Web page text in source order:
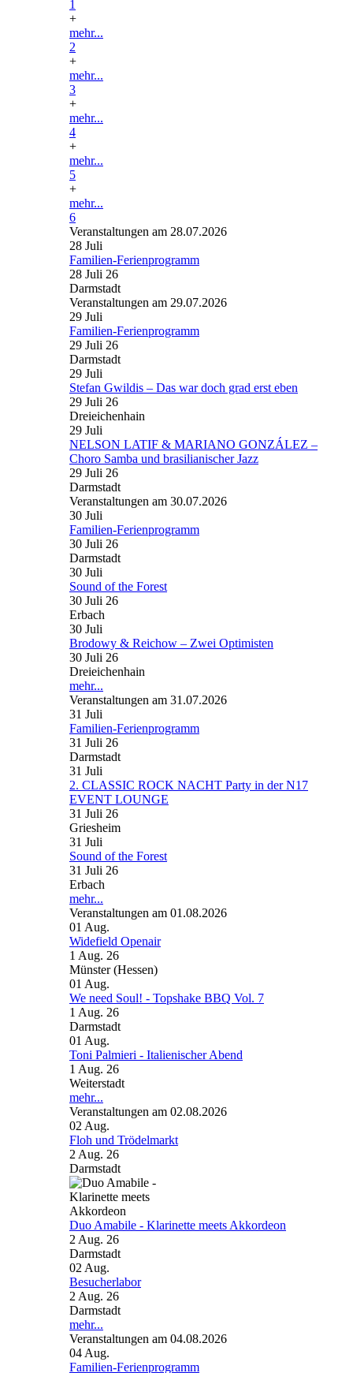
1
+
mehr...
2
+
mehr...
3
+
mehr...
4
+
mehr...
5
+
mehr...
6
Veranstaltungen am 28.07.2026
28 Juli
Familien-Ferienprogramm
28 Juli 26
Darmstadt
Veranstaltungen am 29.07.2026
29 Juli
Familien-Ferienprogramm
29 Juli 26
Darmstadt
29 Juli
Stefan Gwildis – Das war doch grad erst eben
29 Juli 26
Dreieichenhain
29 Juli
NELSON LATIF & MARIANO GONZÁLEZ –
Choro Samba und brasilianischer Jazz
29 Juli 26
Darmstadt
Veranstaltungen am 30.07.2026
30 Juli
Familien-Ferienprogramm
30 Juli 26
Darmstadt
30 Juli
Sound of the Forest
30 Juli 26
Erbach
30 Juli
Brodowy & Reichow – Zwei Optimisten
30 Juli 26
Dreieichenhain
mehr...
Veranstaltungen am 31.07.2026
31 Juli
Familien-Ferienprogramm
31 Juli 26
Darmstadt
31 Juli
2. CLASSIC ROCK NACHT Party in der N17
EVENT LOUNGE
31 Juli 26
Griesheim
31 Juli
Sound of the Forest
31 Juli 26
Erbach
mehr...
Veranstaltungen am 01.08.2026
01 Aug.
Widefield Openair
1 Aug. 26
Münster (Hessen)
01 Aug.
We need Soul! - Topshake BBQ Vol. 7
1 Aug. 26
Darmstadt
01 Aug.
Toni Palmieri - Italienischer Abend
1 Aug. 26
Weiterstadt
mehr...
Veranstaltungen am 02.08.2026
02 Aug.
Floh und Trödelmarkt
2 Aug. 26
Darmstadt
Duo Amabile - Klarinette meets Akkordeon
2 Aug. 26
Darmstadt
02 Aug.
Besucherlabor
2 Aug. 26
Darmstadt
mehr...
Veranstaltungen am 04.08.2026
04 Aug.
Familien-Ferienprogramm